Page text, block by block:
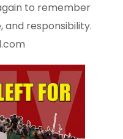
to remember
responsibility.